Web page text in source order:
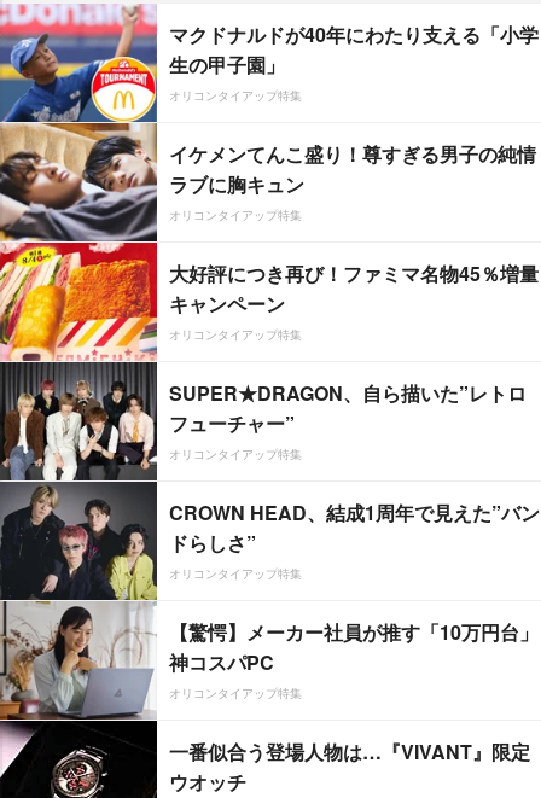
マクドナルドが40年にわたり支える「小学
生の甲子園」
オリコンタイアップ特集
イケメンてんこ盛り！尊すぎる男子の純情
ラブに胸キュン
オリコンタイアップ特集
大好評につき再び！ファミマ名物45％増量
キャンペーン
オリコンタイアップ特集
SUPER★DRAGON、自ら描いた”レトロ
フューチャー”
オリコンタイアップ特集
CROWN HEAD、結成1周年で見えた”バン
ドらしさ”
オリコンタイアップ特集
【驚愕】メーカー社員が推す「10万円台」
神コスパPC
オリコンタイアップ特集
一番似合う登場人物は…『VIVANT』限定
ウオッチ